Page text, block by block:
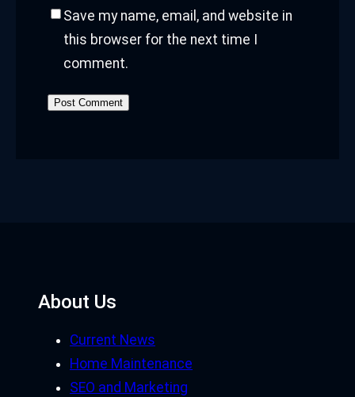
Save my name, email, and website in
this browser for the next time I
comment.
About Us
Current News
Home Maintenance
SEO and Marketing